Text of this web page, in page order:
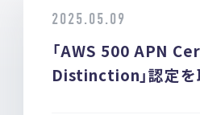
2025.05.09
「AWS 500 APN
Distinction」認定を